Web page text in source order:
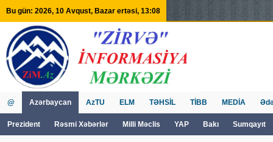
Bu gün: 2026, 10 Avqust, Bazar ertəsi, 13:08
@ Azərbaycan
Prezident Rəsmi Xəbərlər Milli Məclis YAP Bakı Sumqayıt
AzTU ELM TƏHSİL TİBB MEDİA